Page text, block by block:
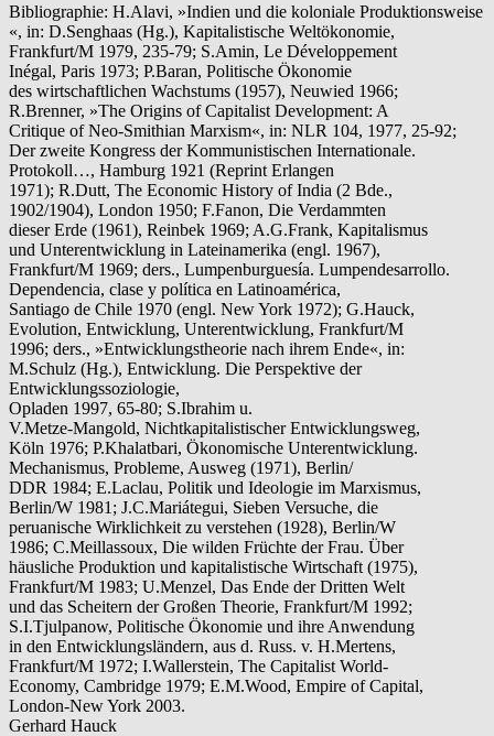
Bibliographie: H.Alavi, »Indien und die koloniale Produktionsweise
«, in: D.Senghaas (Hg.), Kapitalistische Weltökonomie,
Frankfurt/M 1979, 235-79; S.Amin, Le Développement
Inégal, Paris 1973; P.Baran, Politische Ökonomie
des wirtschaftlichen Wachstums (1957), Neuwied 1966;
R.Brenner, »The Origins of Capitalist Development: A
Critique of Neo-Smithian Marxism«, in: NLR 104, 1977, 25-92;
Der zweite Kongress der Kommunistischen Internationale.
Protokoll…, Hamburg 1921 (Reprint Erlangen
1971); R.Dutt, The Economic History of India (2 Bde.,
1902/1904), London 1950; F.Fanon, Die Verdammten
dieser Erde (1961), Reinbek 1969; A.G.Frank, Kapitalismus
und Unterentwicklung in Lateinamerika (engl. 1967),
Frankfurt/M 1969; ders., Lumpenburguesía. Lumpendesarrollo.
Dependencia, clase y política en Latinoamérica,
Santiago de Chile 1970 (engl. New York 1972); G.Hauck,
Evolution, Entwicklung, Unterentwicklung, Frankfurt/M
1996; ders., »Entwicklungstheorie nach ihrem Ende«, in:
M.Schulz (Hg.), Entwicklung. Die Perspektive der
Entwicklungssoziologie,
Opladen 1997, 65-80; S.Ibrahim u.
V.Metze-Mangold, Nichtkapitalistischer Entwicklungsweg,
Köln 1976; P.Khalatbari, Ökonomische Unterentwicklung.
Mechanismus, Probleme, Ausweg (1971), Berlin/
DDR 1984; E.Laclau, Politik und Ideologie im Marxismus,
Berlin/W 1981; J.C.Mariátegui, Sieben Versuche, die
peruanische Wirklichkeit zu verstehen (1928), Berlin/W
1986; C.Meillassoux, Die wilden Früchte der Frau. Über
häusliche Produktion und kapitalistische Wirtschaft (1975),
Frankfurt/M 1983; U.Menzel, Das Ende der Dritten Welt
und das Scheitern der Großen Theorie, Frankfurt/M 1992;
S.I.Tjulpanow, Politische Ökonomie und ihre Anwendung
in den Entwicklungsländern, aus d. Russ. v. H.Mertens,
Frankfurt/M 1972; I.Wallerstein, The Capitalist World-
Economy, Cambridge 1979; E.M.Wood, Empire of Capital,
London-New York 2003.
Gerhard Hauck